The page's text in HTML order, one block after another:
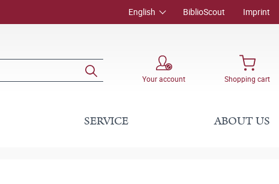
English BiblioScout Imprint
Your account Shopping cart
SERVICE ABOUT US